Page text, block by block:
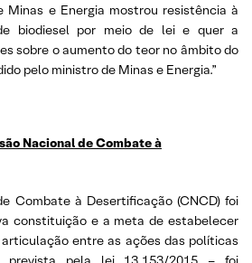
Minas e Energia mostrou resistência à
biodiesel por meio de lei e quer a
sobre o aumento do teor no âmbito do
pelo ministro de Minas e Energia.”
Nacional de Combate à
Combate à Desertificação (CNCD) foi
constituição e a meta de estabelecer
entre as ações das políticas